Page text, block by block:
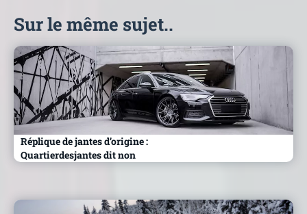
Sur le même sujet..
Réplique de jantes d’origine :
Quartierdesjantes dit non